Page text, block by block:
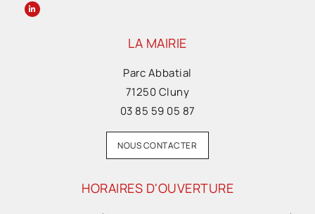
LA MAIRIE
Parc Abbatial
71250 Cluny
03 85 59 05 87
NOUS CONTACTER
HORAIRES D'OUVERTURE